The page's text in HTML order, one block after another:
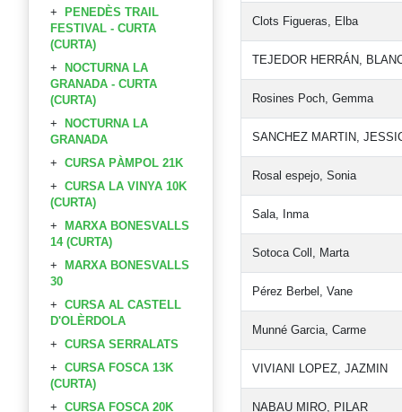
PENEDÈS TRAIL
FESTIVAL - CURTA
(CURTA)
NOCTURNA LA
GRANADA - CURTA
(CURTA)
NOCTURNA LA
GRANADA
CURSA PÀMPOL 21K
CURSA LA VINYA 10K
(CURTA)
MARXA BONESVALLS
14 (CURTA)
MARXA BONESVALLS
30
CURSA AL CASTELL
D'OLÈRDOLA
CURSA SERRALATS
CURSA FOSCA 13K
(CURTA)
CURSA FOSCA 20K
Clots Figueras, Elba
TEJEDOR HERRÁN,
Rosines Poch, Gemma
SANCHEZ MARTIN,
Rosal espejo, Sonia
Sala, Inma
Sotoca Coll, Marta
Pérez Berbel, Vane
Munné Garcia, Carme
VIVIANI LOPEZ, JAZMIN
NABAU MIRO, PILAR